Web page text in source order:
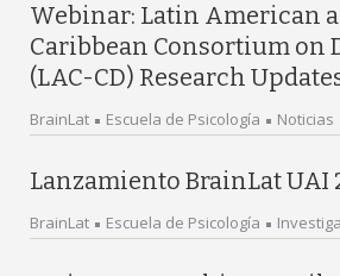
Webinar: Latin American
Caribbean Consortium on
(LAC-CD) Research
BrainLat Escuela de Psicología Noticias
Lanzamiento BrainLat UAI
BrainLat Escuela de Psicología